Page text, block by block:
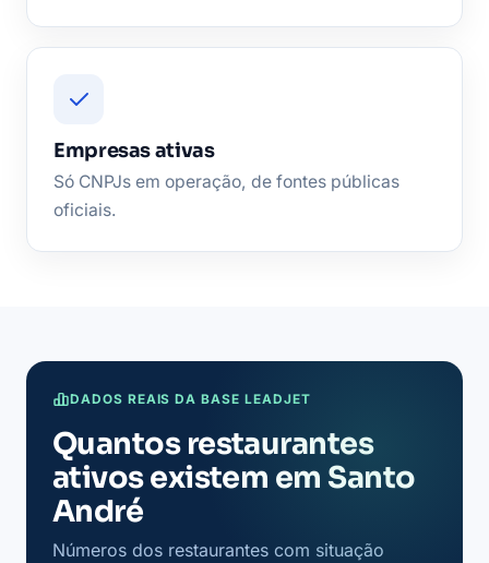
Empresas ativas
Só CNPJs em operação, de fontes públicas
oficiais.
DADOS REAIS DA BASE LEADJET
Quantos restaurantes
ativos existem em Santo
André
Números dos restaurantes com situação